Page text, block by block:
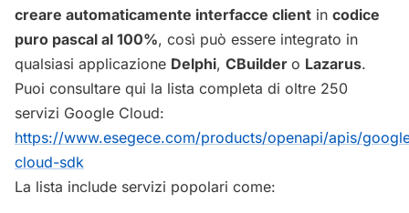
creare automaticamente interfacce client in codice
puro pascal al 100%, così può essere integrato in
qualsiasi applicazione Delphi, CBuilder o Lazarus.
Puoi consultare qui la lista completa di oltre 250
servizi Google Cloud:
https://www.esegece.com/products/openapi/apis/
cloud-sdk
La lista include servizi popolari come: